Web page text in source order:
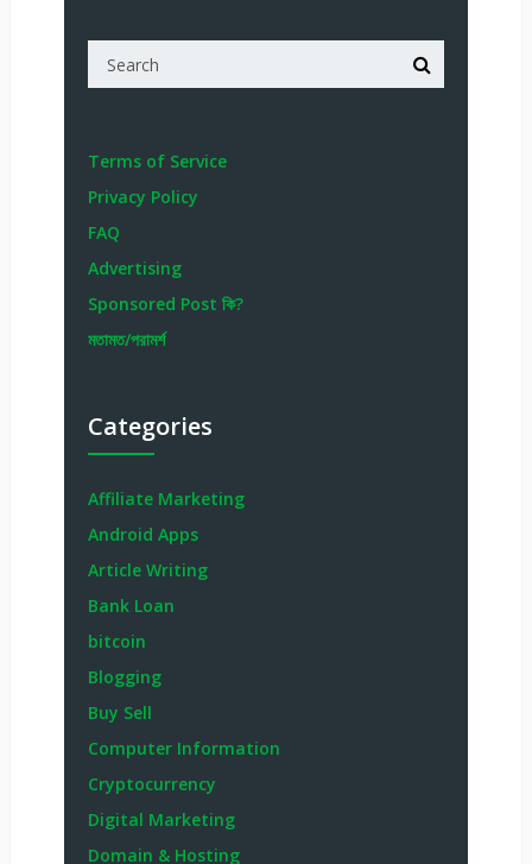
Terms of Service
Privacy Policy
FAQ
Advertising
Sponsored Post কি?
মতামত/পরামর্শ
Categories
Affiliate Marketing
Android Apps
Article Writing
Bank Loan
bitcoin
Blogging
Buy Sell
Computer Information
Cryptocurrency
Digital Marketing
Domain & Hosting